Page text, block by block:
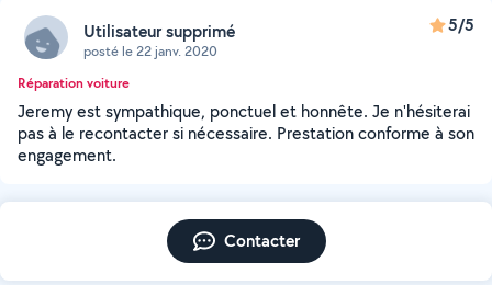
Utilisateur supprimé
posté le 22 janv. 2020
5/5
Réparation voiture
Jeremy est sympathique, ponctuel et honnête. Je n'hésiterai
pas à le recontacter si nécessaire. Prestation conforme à son
engagement.
Contacter